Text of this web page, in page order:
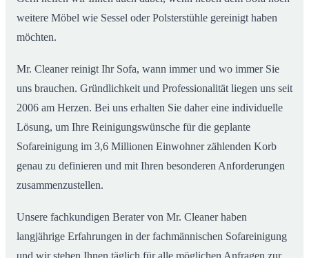
weitere Möbel wie Sessel oder Polsterstühle gereinigt haben
möchten.
Mr. Cleaner reinigt Ihr Sofa, wann immer und wo immer Sie
uns brauchen. Gründlichkeit und Professionalität liegen uns seit
2006 am Herzen. Bei uns erhalten Sie daher eine individuelle
Lösung, um Ihre Reinigungswünsche für die geplante
Sofareinigung im 3,6 Millionen Einwohner zählenden Korb
genau zu definieren und mit Ihren besonderen Anforderungen
zusammenzustellen.
Unsere fachkundigen Berater von Mr. Cleaner haben
langjährige Erfahrungen in der fachmännischen Sofareinigung
und wir stehen Ihnen täglich für alle möglichen Anfragen zur